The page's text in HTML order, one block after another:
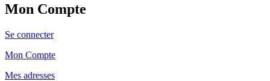
Mon Compte
Se connecter
Mon Compte
Mes adresses